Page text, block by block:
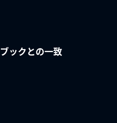
ブックとの一致